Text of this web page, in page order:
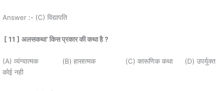
Answer :- (C) विद्यापति
[ 11 ] अलसकथा’किस प्रकार की कथा है?
(A) व्यंग्यात्मक (B) हासात्मक (C) कारूणिक कथा (D) उपर्युक्त
कोई नही